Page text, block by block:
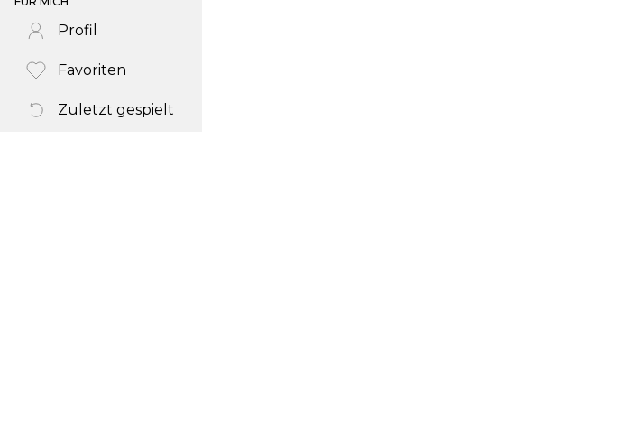
Profil
Favoriten
Zuletzt gespielt